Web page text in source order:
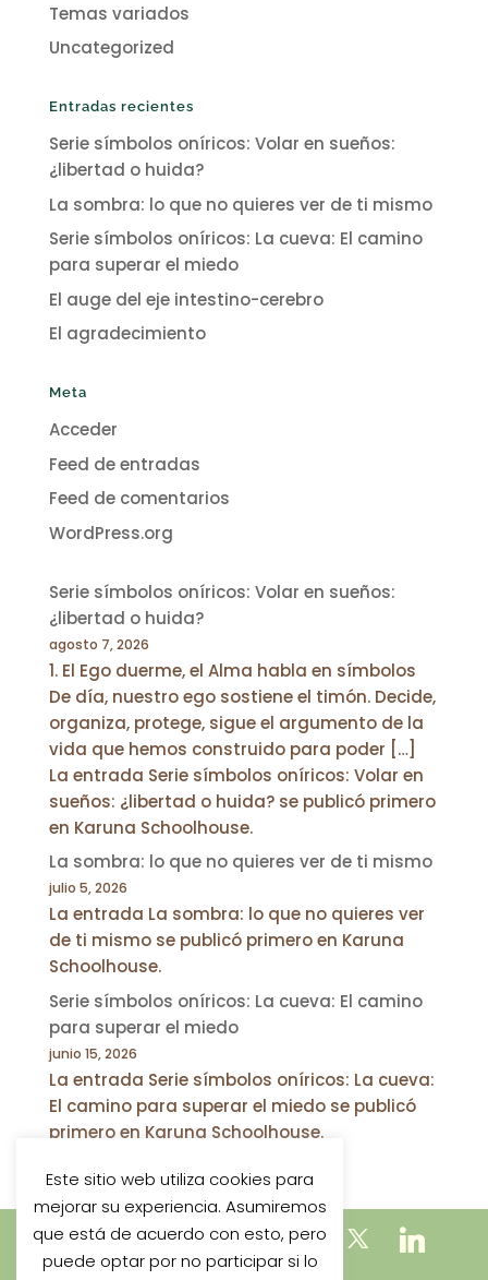
Temas variados
Uncategorized
Entradas recientes
Serie símbolos oníricos: Volar en sueños:
¿libertad o huida?
La sombra: lo que no quieres ver de ti mismo
Serie símbolos oníricos: La cueva: El camino
para superar el miedo
El auge del eje intestino-cerebro
El agradecimiento
Meta
Acceder
Feed de entradas
Feed de comentarios
WordPress.org
Serie símbolos oníricos: Volar en sueños:
¿libertad o huida?
agosto 7, 2026
1. El Ego duerme, el Alma habla en símbolos
De día, nuestro ego sostiene el timón. Decide,
organiza, protege, sigue el argumento de la
vida que hemos construido para poder […]
La entrada Serie símbolos oníricos: Volar en
sueños: ¿libertad o huida? se publicó primero
en Karuna Schoolhouse.
La sombra: lo que no quieres ver de ti mismo
julio 5, 2026
La entrada La sombra: lo que no quieres ver
de ti mismo se publicó primero en Karuna
Schoolhouse.
Serie símbolos oníricos: La cueva: El camino
para superar el miedo
junio 15, 2026
La entrada Serie símbolos oníricos: La cueva:
El camino para superar el miedo se publicó
primero en Karuna Schoolhouse.
Este sitio web utiliza cookies para
mejorar su experiencia. Asumiremos
que está de acuerdo con esto, pero
puede optar por no participar si lo